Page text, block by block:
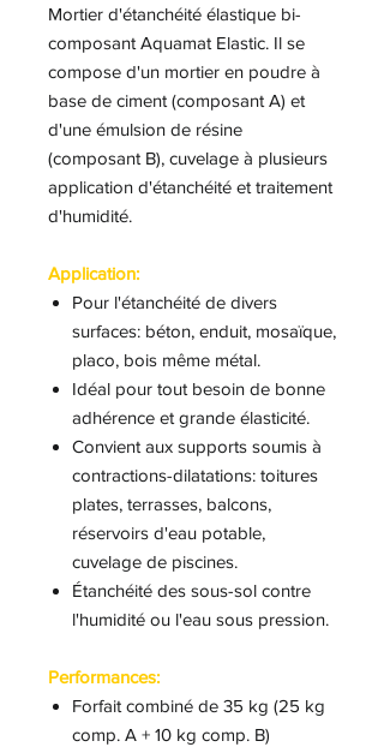
Mortier d'étanchéité élastique bi-
composant Aquamat Elastic. Il se
compose d'un mortier en poudre à
base de ciment (composant A) et
d'une émulsion de résine
(composant B), cuvelage à plusieurs
application d'étanchéité et traitement
d'humidité.
Application:
Pour l'étanchéité de divers
surfaces: béton, enduit, mosaïque,
placo, bois même métal.
Idéal pour tout besoin de bonne
adhérence et grande élasticité.
Convient aux supports soumis à
contractions-dilatations: toitures
plates, terrasses, balcons,
réservoirs d'eau potable,
cuvelage de piscines.
Étanchéité des sous-sol contre
l'humidité ou l'eau sous pression.
Performances:
Forfait combiné de 35 kg (25 kg
comp. A + 10 kg comp. B)